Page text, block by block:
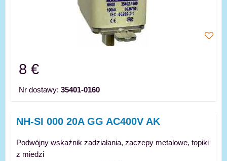
8 €
Nr dostawy: 35401-0160
NH-SI 000 20A GG AC400V AK
Podwójny wskaźnik zadziałania, zaczepy metalowe, topiki
z miedzi